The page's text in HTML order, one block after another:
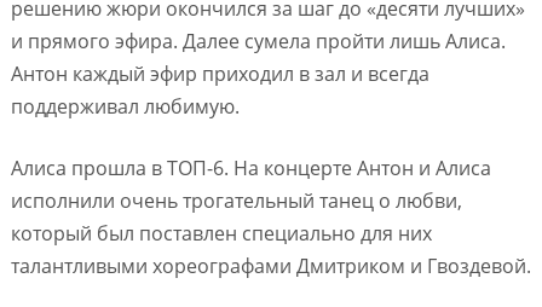
решению жюри окончился за шаг до «десяти лучших»
и прямого эфира. Далее сумела пройти лишь Алиса.
Антон каждый эфир приходил в зал и всегда
поддерживал любимую.
Алиса прошла в ТОП-6. На концерте Антон и Алиса
исполнили очень трогательный танец о любви,
который был поставлен специально для них
талантливыми хореографами Дмитриком и Гвоздевой.